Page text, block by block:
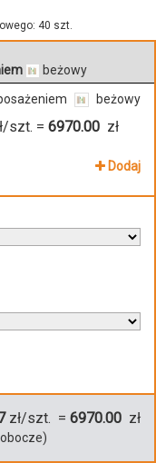
40 szt.
beżowy
beżowy
szt. = 6970.00 zł
Dodaj
zł/szt. = 6970.00 zł